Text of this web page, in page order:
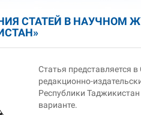
СТАТЕЙ В НАУЧНОМ
Статья представляется
редакционно-
Республики
варианте.